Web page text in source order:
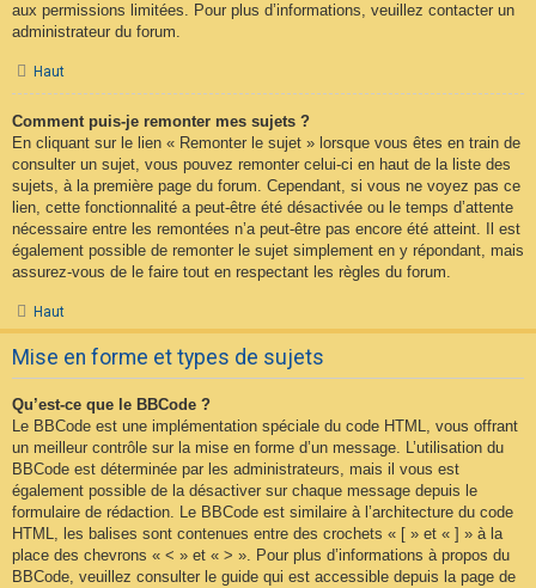
aux permissions limitées. Pour plus d’informations, veuillez contacter un
administrateur du forum.
Haut
Comment puis-je remonter mes sujets ?
En cliquant sur le lien « Remonter le sujet » lorsque vous êtes en train de
consulter un sujet, vous pouvez remonter celui-ci en haut de la liste des
sujets, à la première page du forum. Cependant, si vous ne voyez pas ce
lien, cette fonctionnalité a peut-être été désactivée ou le temps d’attente
nécessaire entre les remontées n’a peut-être pas encore été atteint. Il est
également possible de remonter le sujet simplement en y répondant, mais
assurez-vous de le faire tout en respectant les règles du forum.
Haut
Mise en forme et types de sujets
Qu’est-ce que le BBCode ?
Le BBCode est une implémentation spéciale du code HTML, vous offrant
un meilleur contrôle sur la mise en forme d’un message. L’utilisation du
BBCode est déterminée par les administrateurs, mais il vous est
également possible de la désactiver sur chaque message depuis le
formulaire de rédaction. Le BBCode est similaire à l’architecture du code
HTML, les balises sont contenues entre des crochets « [ » et « ] » à la
place des chevrons « < » et « > ». Pour plus d’informations à propos du
BBCode, veuillez consulter le guide qui est accessible depuis la page de